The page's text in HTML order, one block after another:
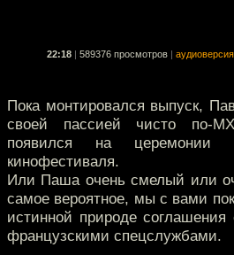
22:18 589376 просмотров аудиоверсия
Пока монтировался выпуск,
своей пассией чисто по-
появился на церемонии
кинофестиваля.
Или Паша очень смелый или
самое вероятное, мы с вами
истинной природе соглашения
французскими спецслужбами.